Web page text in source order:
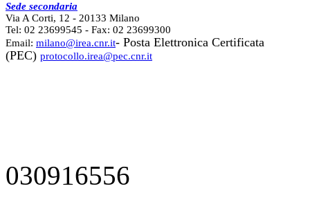
Sede secondaria
Via A Corti, 12 - 20133 Milano
Tel: 02 23699545 - Fax: 02 23699300
Email: milano@irea.cnr.it- Posta Elettronica Certificata
(PEC) protocollo.irea@pec.cnr.it
030916556